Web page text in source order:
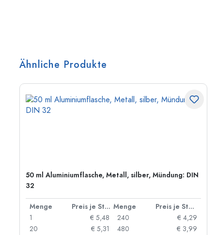
Ähnliche Produkte
50 ml Aluminiumflasche, Metall, silber, Mündung: DIN
32
Menge Preis je Stück Menge
Preis je Stück
1
€ 5,48
20
€ 5,31
240
€ 4,29
480
€ 3,99